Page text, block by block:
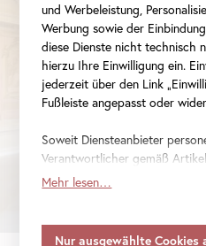
und Werbeleistung,
Werbung sowie der
diese Dienste nicht technisch
hierzu Ihre Einwilligung ein.
jederzeit über den Link
Fußleiste angepasst oder
Soweit Diensteanbieter
Verantwortlicher gemäß
gilt Ihre Einwilligung auch für
Daten in Staaten ohne
Mehr lesen…